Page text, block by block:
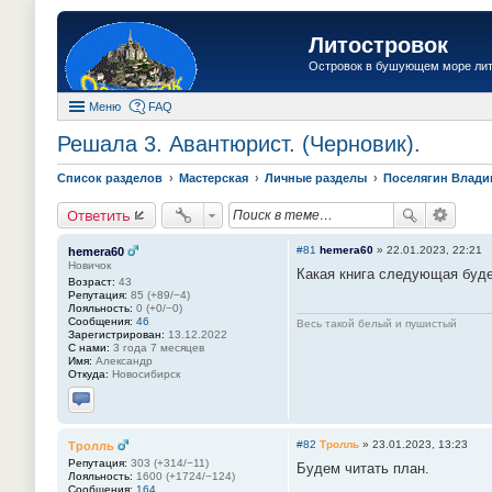
Литостровок
Островок в бушующем море
Меню FAQ
Решала 3. Авантюрист. (Черновик).
Список разделов Мастерская Личные разделы Поселягин
Ответить
hemera60
Новичок
Возраст: 43
Репутация: 85 (+89/−4)
Лояльность: 0 (+0/−0)
Сообщения: 46
Зарегистрирован: 13.12.2022
С нами: 3 года 7 месяцев
Имя: Александр
Откуда: Новосибирск
Отправить личное сообщение
#81 hemera60 » 22.01.2023, 22:21
Какая книга следующая
Весь такой белый и пушистый
Тролль
Репутация: 303 (+314/−11)
Лояльность: 1600 (+1724/−124)
Сообщения: 164
#82 Тролль » 23.01.2023, 13:23
Будем читать план.